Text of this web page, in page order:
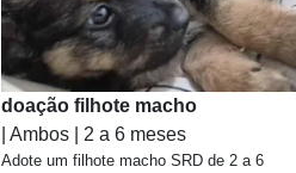
doação filhote macho
| Ambos | 2 a 6 meses
Adote um filhote macho SRD de 2 a 6